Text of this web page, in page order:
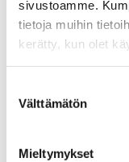
sivustoamme.
tietoja muihin
kerätty, kun olet
valinta
Välttämätön
Mieltymykset